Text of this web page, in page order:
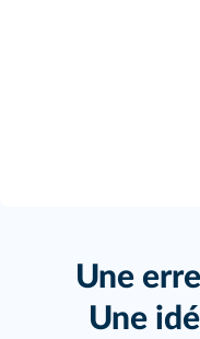
Une
Une